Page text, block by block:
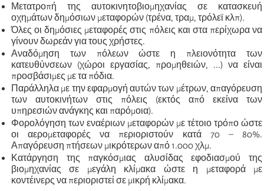
Μετατροπή της αυτοκινητοβιομηχανίας σε κατασκευή
οχημάτων δημόσιων μεταφορών (τρένα, τραμ, τρόλεϊ κλπ).
Όλες οι δημόσιες μεταφορές στις πόλεις και στα περίχωρα να
γίνουν δωρεάν για τους χρήστες.
Αναδόμηση των πόλεων ώστε η πλειονότητα των
κατευθύνσεων (χώροι εργασίας, προμηθειών, ...) να είναι
προσβάσιμες με τα πόδια.
Παράλληλα με την εφαρμογή αυτών των μέτρων, απαγόρευση
των αυτοκινήτων στις πόλεις (εκτός από εκείνα των
υπηρεσιών ανάγκης και παρόμοια).
Φορολόγηση των εναέριων μεταφορών με τέτοιο τρόπο ώστε
οι αερομεταφορές να περιοριστούν κατά 70 – 80%.
Απαγόρευση πτήσεων μικρότερων από 1.000 χλμ.
Κατάργηση της παγκόσμιας αλυσίδας εφοδιασμού της
βιομηχανίας σε μεγάλη κλίμακα ώστε η μεταφορά με
κοντέινερς να περιοριστεί σε μικρή κλίμακα.